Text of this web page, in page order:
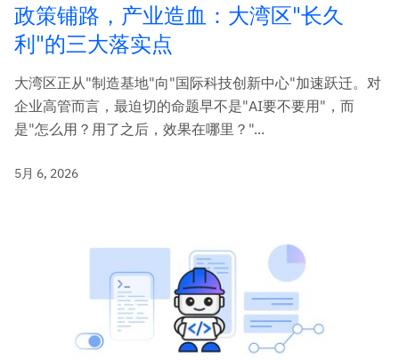
政策铺路，产业造血：大湾区"长久
利"的三大落实点
大湾区正从"制造基地"向"国际科技创新中心"加速跃迁。对
企业高管而言，最迫切的命题早不是"AI要不要用"，而
是"怎么用？用了之后，效果在哪里？"...
5月 6, 2026